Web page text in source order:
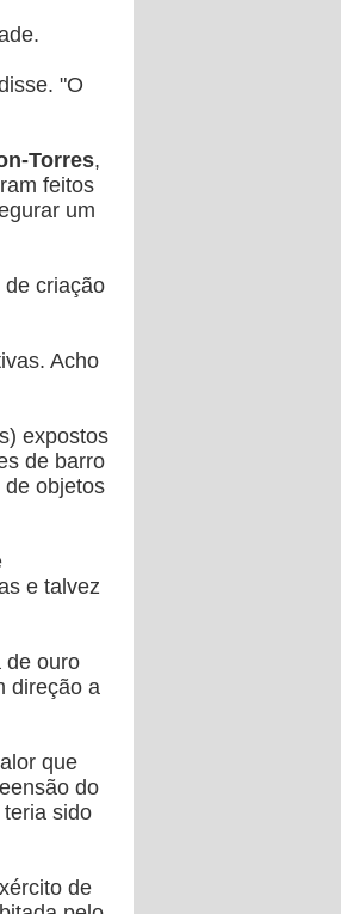
"O
Torres,
feitos
um
de criação
Acho
expostos
de barro
objetos
e talvez
de ouro
direção a
que
do
sido
de